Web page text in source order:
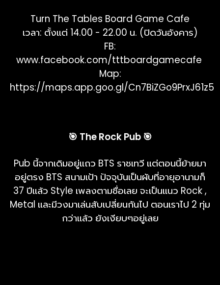
Turn The Tables Board Game Cafe
เวลา: ตั้งแต่ 14.00 - 22.00 น. (ปิดวันอังคาร)
FB:
www.facebook.com/tttboardgamecafe
Map:
https://maps.app.goo.gl/Cn7BiZGo9PrxJ61z5
🎯 The Rock Pub 🎯
Pub นี้จากเดิมอยู่แถว BTS ราชเทวี แต่ตอนนี้ย้ายมา
อยู่ตรง BTS สนามเป้า ปัจจุบันเป็นผับที่อายุอานามก็
37 ปีแล้ว Style เพลงตามชื่อเลย จะเป็นแนว Rock ,
Metal และมีวงมาเล่นสับเปลี่ยนกันไป ตอนเราไป 2 ทุ่ม
กว่าแล้ว ยังเงียบๆอยู่เลย